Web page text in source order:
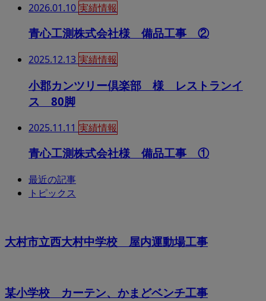
2026.01.10 実績情報
青心工測株式会社様 備品工事 ②
2025.12.13 実績情報
小郡カンツリー倶楽部 様 レストランイ
ス 80脚
2025.11.11 実績情報
青心工測株式会社様 備品工事 ①
最近の記事
トピックス
大村市立西大村中学校 屋内運動場工事
某小学校 カーテン、かまどベンチ工事